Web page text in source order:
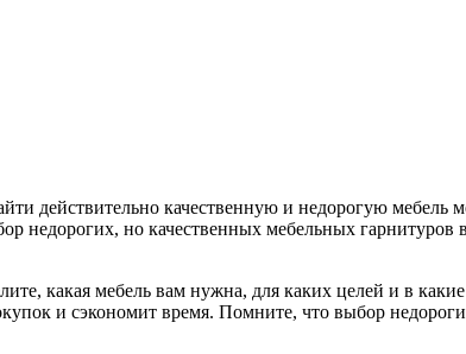
действительно качественную и недорогую мебель
недорогих, но качественных мебельных гарнитуров
какая мебель вам нужна, для каких целей и в
и сэкономит время. Помните, что выбор